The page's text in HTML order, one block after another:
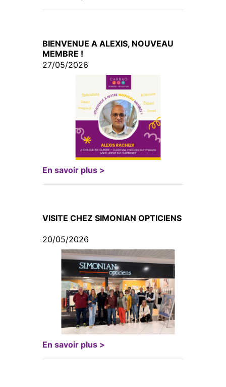
BIENVENUE A ALEXIS, NOUVEAU
MEMBRE !
27/05/2026
En savoir plus >
VISITE CHEZ SIMONIAN OPTICIENS
20/05/2026
En savoir plus >